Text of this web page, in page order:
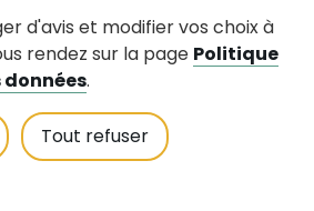
d'avis et modifier vos choix à
rendez sur la page Politique
.
Tout refuser
25
Contactez nous
d'accueil
jeudi : 8h30-12h30
tous les samedis